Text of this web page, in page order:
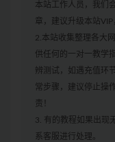
本站工作人员，我们
章，建议升级本站VIP
2.本站收集整理各大
供任何的一对一教学
辨测试，如遇充值环
常步骤，建议停止操
责！
3. 有的教程如果出现
系客服进行处理。